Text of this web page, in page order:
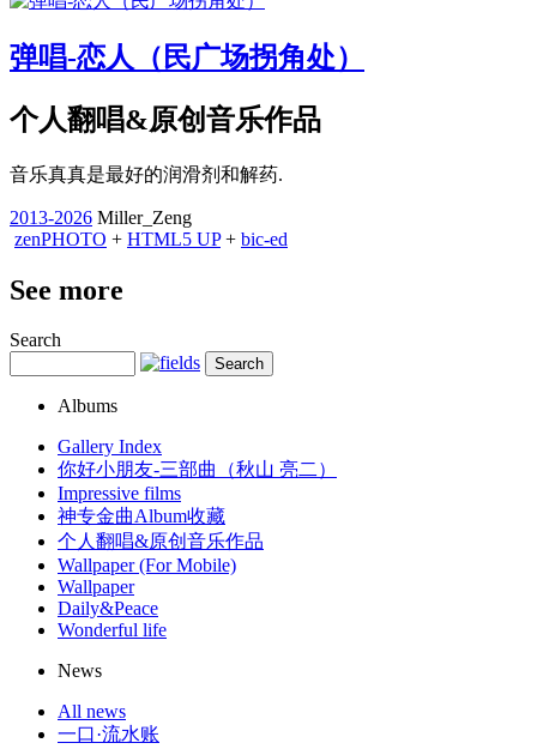
弹唱-恋人（民广场拐角处）
个人翻唱&原创音乐作品
音乐真真是最好的润滑剂和解药.
2013-2026 Miller_Zeng
zenPHOTO + HTML5 UP+ bic-ed
See more
Search
Albums
Gallery Index
你好小朋友-三部曲（秋山 亮二）
Impressive films
神专金曲Album收藏
个人翻唱&原创音乐作品
Wallpaper (For Mobile)
Wallpaper
Daily&Peace
Wonderful life
News
All news
一口·流水账